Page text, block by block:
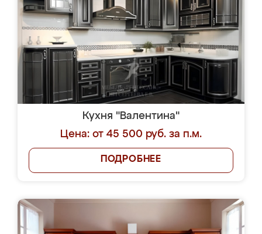
Кухня "Валентина"
Цена: от 45 500 руб. за п.м.
ПОДРОБНЕЕ